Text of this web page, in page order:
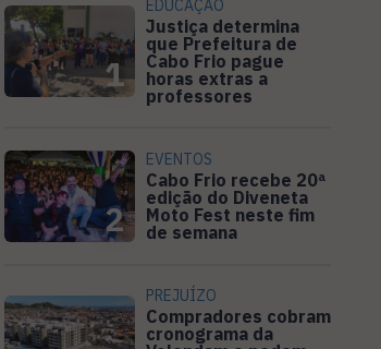
1
EDUCAÇÃO
Justiça determina
que Prefeitura de
Cabo Frio pague
horas extras a
professores
2
EVENTOS
Cabo Frio recebe 20ª
edição do Diveneta
Moto Fest neste fim
de semana
PREJUÍZO
Compradores cobram
cronograma da